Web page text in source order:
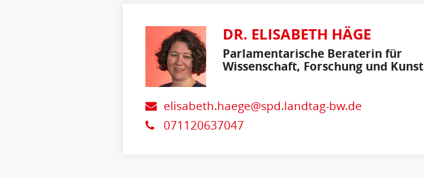
DR. ELISABETH HÄGE
Parlamentarische Beraterin für
Wissenschaft, Forschung und Kunst
elisabeth.haege@spd.landtag-bw.de
071120637047